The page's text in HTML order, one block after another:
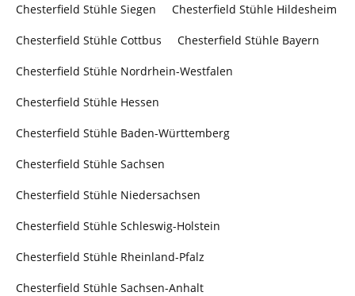
Chesterfield Stühle Siegen Chesterfield Stühle Hildesheim
Chesterfield Stühle Cottbus Chesterfield Stühle Bayern
Chesterfield Stühle Nordrhein-Westfalen
Chesterfield Stühle Hessen
Chesterfield Stühle Baden-Württemberg
Chesterfield Stühle Sachsen
Chesterfield Stühle Niedersachsen
Chesterfield Stühle Schleswig-Holstein
Chesterfield Stühle Rheinland-Pfalz
Chesterfield Stühle Sachsen-Anhalt